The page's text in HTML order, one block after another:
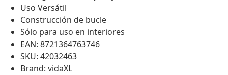
Uso Versátil
Construcción de bucle
Sólo para uso en interiores
EAN: 8721364763746
SKU: 42032463
Brand: vidaXL